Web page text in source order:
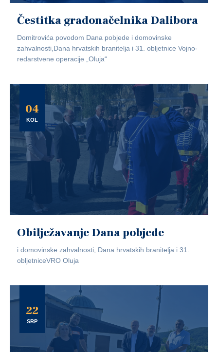
Čestitka gradonačelnika Dalibora
Domitrovića povodom Dana pobjede i domovinske
zahvalnosti,Dana hrvatskih branitelja i 31. obljetnice Vojno-
redarstvene operacije „Oluja“
04
KOL
Obilježavanje Dana pobjede
i domovinske zahvalnosti, Dana hrvatskih branitelja i 31.
obljetniceVRO Oluja
22
SRP